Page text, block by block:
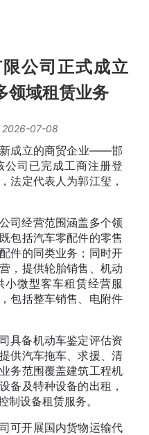
公司正式成立
领域租赁业务
07-08
成立的商贸企业——邯
公司已完成工商注册登
法定代表人为郭江玺，
司经营范围涵盖多个领
包括汽车零配件的零售
件的同类业务；同时开
，提供轮胎销售、机动
微型客车租赁经营服
包括整车销售、电附件
具备机动车鉴定评估资
供汽车拖车、求援、清
务范围覆盖建筑工程机
备及特种设备的出租，
制设备租赁服务。
可开展国内货物运输代